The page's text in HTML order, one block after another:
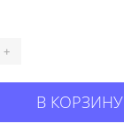
+
В КОРЗИНУ